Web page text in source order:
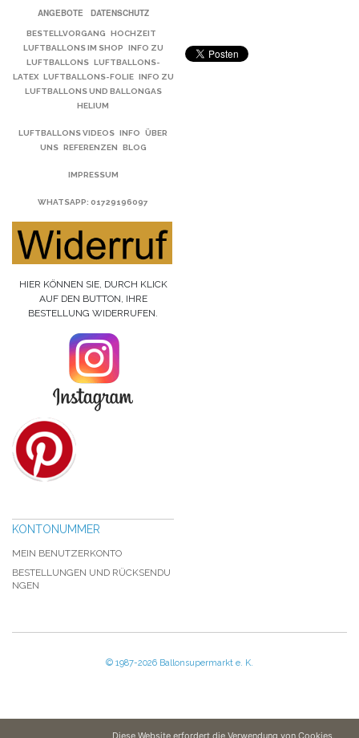
ANGEBOTE
DATENSCHUTZ
BESTELLVORGANG
HOCHZEIT
LUFTBALLONS IM SHOP
INFO ZU
LUFTBALLONS LUFTBALLONS-
LATEX LUFTBALLONS-FOLIE INFO ZU
LUFTBALLONS UND BALLONGAS
HELIUM
LUFTBALLONS VIDEOS INFO
ÜBER
UNS REFERENZEN BLOG
IMPRESSUM
WHATSAPP: 01729196097
HIER KÖNNEN SIE, DURCH KLICK
AUF DEN BUTTON, IHRE
BESTELLUNG WIDERRUFEN.
KONTONUMMER
MEIN BENUTZERKONTO
BESTELLUNGEN UND RÜCKSENDU
NGEN
© 1987-2026 Ballonsupermarkt e. K.